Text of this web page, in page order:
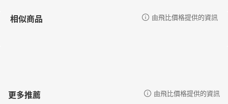
相似商品 由飛比價格提供的資訊
更多推薦 由飛比價格提供的資訊